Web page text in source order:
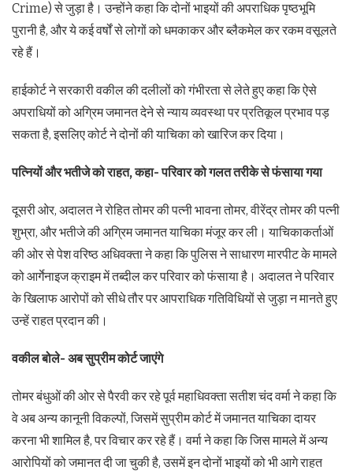
Crime) से जुड़ा है। उन्होंने कहा कि दोनों भाइयों की अपराधिक पृष्ठभूमि
पुरानी है, और ये कई वर्षों से लोगों को धमकाकर और ब्लैकमेल कर रकम वसूलते
रहे हैं।
हाईकोर्ट ने सरकारी वकील की दलीलों को गंभीरता से लेते हुए कहा कि ऐसे
अपराधियों को अग्रिम जमानत देने से न्याय व्यवस्था पर प्रतिकूल प्रभाव पड़
सकता है, इसलिए कोर्ट ने दोनों की याचिका को खारिज कर दिया।
पत्नियों और भतीजे को राहत, कहा- परिवार को गलत तरीके से फंसाया गया
दूसरी ओर, अदालत ने रोहित तोमर की पत्नी भावना तोमर, वीरेंद्र तोमर की पत्नी
शुभ्रा, और भतीजे की अग्रिम जमानत याचिका मंजूर कर ली। याचिकाकर्ताओं
की ओर से पेश वरिष्ठ अधिवक्ता ने कहा कि पुलिस ने साधारण मारपीट के मामले
को आर्गेनाइज क्राइम में तब्दील कर परिवार को फंसाया है। अदालत ने परिवार
के खिलाफ आरोपों को सीधे तौर पर आपराधिक गतिविधियों से जुड़ा न मानते हुए
उन्हें राहत प्रदान की।
वकील बोले- अब सुप्रीम कोर्ट जाएंगे
तोमर बंधुओं की ओर से पैरवी कर रहे पूर्व महाधिवक्ता सतीश चंद वर्मा ने कहा कि
वे अब अन्य कानूनी विकल्पों, जिसमें सुप्रीम कोर्ट में जमानत याचिका दायर
करना भी शामिल है, पर विचार कर रहे हैं। वर्मा ने कहा कि जिस मामले में अन्य
आरोपियों को जमानत दी जा चुकी है, उसमें इन दोनों भाइयों को भी आगे राहत